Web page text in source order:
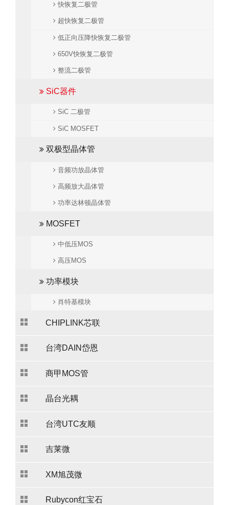
快恢复二极管
超快恢复二极管
低正向压降快恢复二极管
650V快恢复二极管
整流二极管
SiC器件
SiC 二极管
SiC MOSFET
双极型晶体管
音频功放晶体管
高频放大晶体管
功率达林顿晶体管
MOSFET
中低压MOS
高压MOS
功率模块
肖特基模块
CHIPLINK芯联
台湾DAIN岱恩
商甲MOS管
晶台光耦
台湾UTC友顺
吉莱微
XM旭茂微
Rubycon红宝石